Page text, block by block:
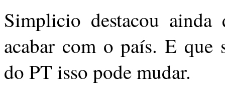
Simplicio destacou
acabar com o país. E que
do PT isso pode mudar.